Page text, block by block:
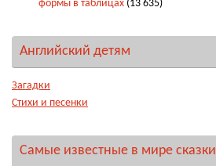
формы в таблицах (13 635)
Английский детям
Загадки
Стихи и песенки
Самые известные в мире сказки